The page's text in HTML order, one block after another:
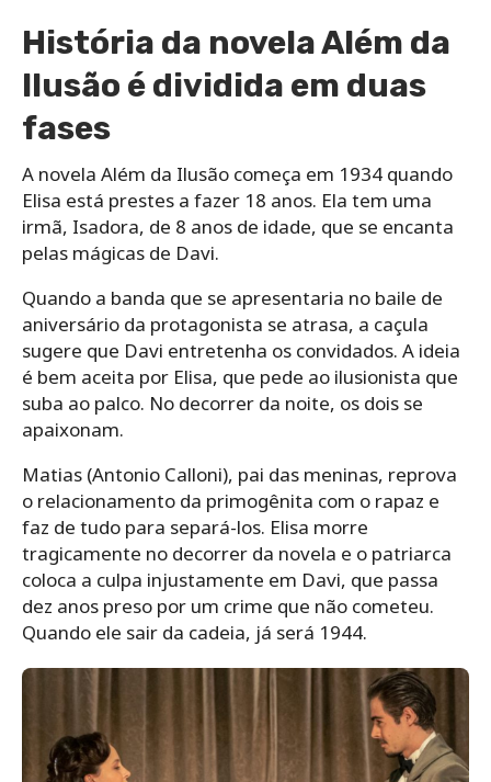
História da novela Além da
Ilusão é dividida em duas
fases
A novela Além da Ilusão começa em 1934 quando
Elisa está prestes a fazer 18 anos. Ela tem uma
irmã, Isadora, de 8 anos de idade, que se encanta
pelas mágicas de Davi.
Quando a banda que se apresentaria no baile de
aniversário da protagonista se atrasa, a caçula
sugere que Davi entretenha os convidados. A ideia
é bem aceita por Elisa, que pede ao ilusionista que
suba ao palco. No decorrer da noite, os dois se
apaixonam.
Matias (Antonio Calloni), pai das meninas, reprova
o relacionamento da primogênita com o rapaz e
faz de tudo para separá-los. Elisa morre
tragicamente no decorrer da novela e o patriarca
coloca a culpa injustamente em Davi, que passa
dez anos preso por um crime que não cometeu.
Quando ele sair da cadeia, já será 1944.